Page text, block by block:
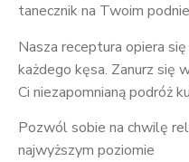
tanecznik na Twoim
Nasza receptura opiera
każdego kęsa. Zanurz się
Ci niezapomnianą podróż
Pozwól sobie na chwilę
najwyższym poziomie